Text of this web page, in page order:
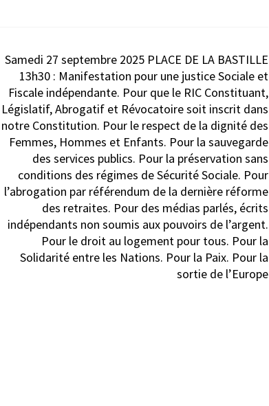
Samedi 27 septembre 2025 PLACE DE LA BASTILLE
13h30 : Manifestation pour une justice Sociale et
Fiscale indépendante. Pour que le RIC Constituant,
Législatif, Abrogatif et Révocatoire soit inscrit dans
notre Constitution. Pour le respect de la dignité des
Femmes, Hommes et Enfants. Pour la sauvegarde
des services publics. Pour la préservation sans
conditions des régimes de Sécurité Sociale. Pour
l’abrogation par référendum de la dernière réforme
des retraites. Pour des médias parlés, écrits
indépendants non soumis aux pouvoirs de l’argent.
Pour le droit au logement pour tous. Pour la
Solidarité entre les Nations. Pour la Paix. Pour la
sortie de l’Europe